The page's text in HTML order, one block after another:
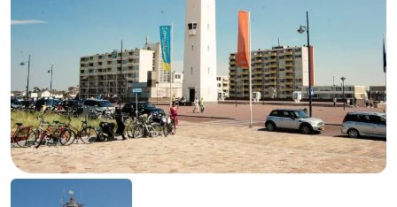
enfants
la
nuit
Appartements
Campings
Chambre
d'hôtes
Chaumières
-